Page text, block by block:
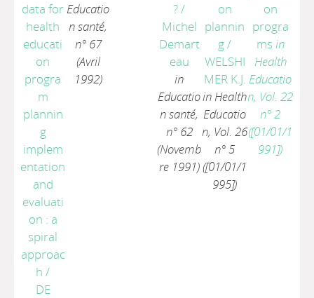
data for
health
educati
on
progra
m
plannin
g
implem
entation
and
evaluati
on : a
spiral
approac
h /
DE
Educatio
n santé,
n° 67
(Avril
1992)
?/
Michel
Demart
eau
in
Educatio
n santé,
n° 62
(Novemb
re 1991)
on
plannin
g/
WELSHI
MER K.J.
in Health
Educatio
n, Vol. 26
n° 5
([01/01/1
995])
on
progra
ms in
Health
Educatio
n, Vol. 22
n° 2
([01/01/1
991])